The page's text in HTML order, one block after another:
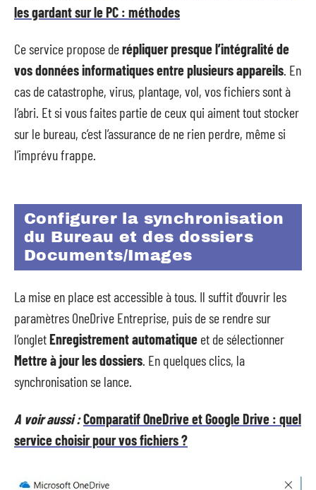
les gardant sur le PC : méthodes
Ce service propose derépliquer presque l’intégralité de
vos données informatiques entre plusieurs appareils. En
cas de catastrophe, virus, plantage, vol, vos fichiers sont à
l’abri. Et si vous faites partie de ceux qui aiment tout stocker
sur le bureau, c’est l’assurance de ne rien perdre, même si
l’imprévu frappe.
Configurer la synchronisation
du Bureau et des dossiers
Documents/Images
La mise en place est accessible à tous. Il suffit d’ouvrir les
paramètres OneDrive Entreprise, puis de se rendre sur
l’ongletEnregistrement automatique et de sélectionner
Mettre à jour les dossiers. En quelques clics, la
synchronisation se lance.
A voir aussi :Comparatif OneDrive et Google Drive : quel
service choisir pour vos fichiers ?